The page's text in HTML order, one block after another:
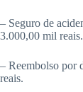
– Seguro de
3.000,00 mil reais.
– Reembolso por
reais.